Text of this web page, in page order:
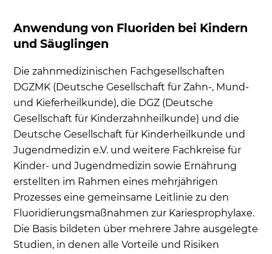
Anwendung von Fluoriden bei Kindern
und Säuglingen
Die zahnmedizinischen Fachgesellschaften
DGZMK (Deutsche Gesellschaft für Zahn-, Mund-
und Kieferheilkunde), die DGZ (Deutsche
Gesellschaft für Kinderzahnheilkunde) und die
Deutsche Gesellschaft für Kinderheilkunde und
Jugendmedizin e.V. und weitere Fachkreise für
Kinder- und Jugendmedizin sowie Ernährung
erstellten im Rahmen eines mehrjährigen
Prozesses eine gemeinsame Leitlinie zu den
Fluoridierungsmaßnahmen zur Kariesprophylaxe.
Die Basis bildeten über mehrere Jahre ausgelegte
Studien, in denen alle Vorteile und Risiken